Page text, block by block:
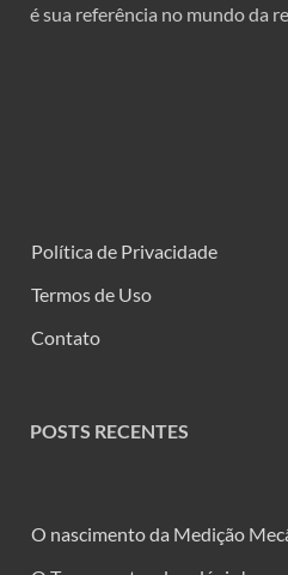
é sua referência no mundo da
Política de Privacidade
Termos de Uso
Contato
POSTS RECENTES
O nascimento da Medição